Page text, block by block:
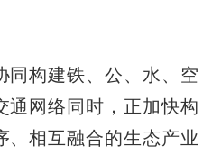
构建铁、公、水、空
通网络同时，正加快构
、相互融合的生态产业